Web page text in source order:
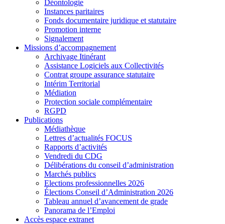
Déontologie
Instances paritaires
Fonds documentaire juridique et statutaire
Promotion interne
Signalement
Missions d’accompagnement
Archivage Itinérant
Assistance Logiciels aux Collectivités
Contrat groupe assurance statutaire
Intérim Territorial
Médiation
Protection sociale complémentaire
RGPD
Publications
Médiathèque
Lettres d’actualités FOCUS
Rapports d’activités
Vendredi du CDG
Délibérations du conseil d’administration
Marchés publics
Elections professionnelles 2026
Élections Conseil d’Administration 2026
Tableau annuel d’avancement de grade
Panorama de l’Emploi
Accès espace extranet